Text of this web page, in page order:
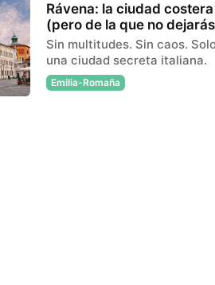
Rávena: la ciudad
(pero de la que no
Sin multitudes. Sin caos.
una ciudad secreta italiana.
Emilia-Romaña